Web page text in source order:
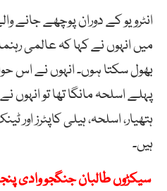
انٹرویو کے دوران پوچھے جانے
میں انہوں نے کہا کہ عالمی
پہلے اسلحہ مانگا تھا تو انہوں
ہتھیار، اسلحہ، ہیلی کاپٹرز
ہیں۔
سیکڑوں طالبان جنگجو وادی